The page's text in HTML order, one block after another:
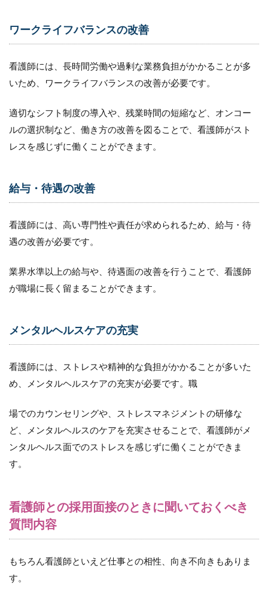
方法に
（５）
モチベ
いて
（６）
いて
5
ま
と
め
ワークライフバランスの改善
看護師には、長時間労働や過剰な業務負担がかかることが多
いため、ワークライフバランスの改善が必要です。
適切なシフト制度の導入や、残業時間の短縮など、オンコー
ルの選択制など、働き方の改善を図ることで、看護師がスト
レスを感じずに働くことができます。
給与・待遇の改善
看護師には、高い専門性や責任が求められるため、給与・待
遇の改善が必要です。
業界水準以上の給与や、待遇面の改善を行うことで、看護師
が職場に長く留まることができます。
メンタルヘルスケアの充実
看護師には、ストレスや精神的な負担がかかることが多いた
め、メンタルヘルスケアの充実が必要です。職
場でのカウンセリングや、ストレスマネジメントの研修な
ど、メンタルヘルスのケアを充実させることで、看護師がメ
ンタルヘルス面でのストレスを感じずに働くことができま
す。
看護師との採用面接のときに聞いておくべき
質問内容
もちろん看護師といえど仕事との相性、向き不向きもありま
す。